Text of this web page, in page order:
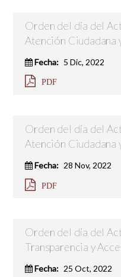
Orden del día del
Atención Ciudadana
Fecha: 5 Dic, 2022
PDF
Orden del día del
Atención Ciudadana
Fecha: 28 Nov, 2022
PDF
Orden del día del
Transparencia y
Fecha: 25 Oct, 2022